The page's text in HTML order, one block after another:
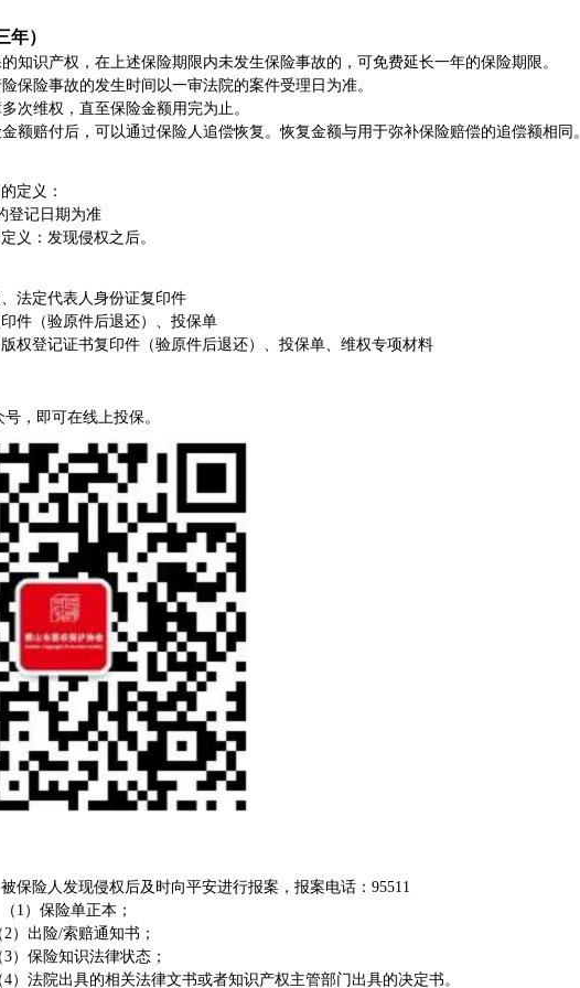
金额赔付后，可以通过保险人追偿恢复。恢复金额与用于弥补保险赔偿的追偿额相同。
的知识产权，在上述保险期限内未发生保险事故的，可免费延长一年的保险期限。
相关法律文书或者知识产权主管部门出具的决定书。
权登记证书复印件（验原件后退还）、投保单、维权专项材料
保险人发现侵权后及时向平安进行报案，报案电话：95511
险保险事故的发生时间以一审法院的案件受理日为准。
次维权，直至保险金额用完为止。
件（验原件后退还）、投保单
法定代表人身份证复印件
识法律状态；
赔通知书；
，即可在线上投保。
义：发现侵权之后。
1）保险单正本；
登记日期为准
）
定义：